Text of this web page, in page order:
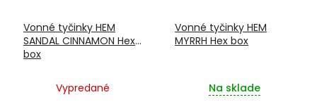
Vonné tyčinky HEM
SANDAL CINNAMON Hex
box
Vypredané
Vonné tyčinky HEM
MYRRH Hex box
Na sklade